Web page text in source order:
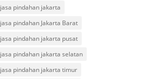
jasa pindahan jakarta
jasa pindahan Jakarta Barat
jasa pindahan jakarta pusat
jasa pindahan jakarta selatan
jasa pindahan jakarta timur